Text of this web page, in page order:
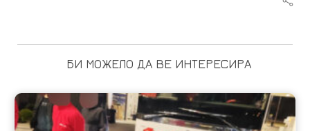
БИ МОЖЕЛО ДА ВЕ ИНТЕРЕСИРА